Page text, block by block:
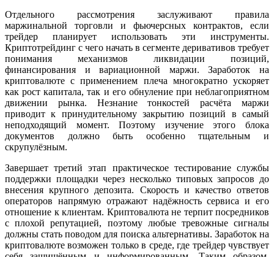
Отдельного рассмотрения заслуживают правила
маржинальной торговли и фьючерсных контрактов, если
трейдер планирует использовать эти инструменты.
Криптотрейдинг с чего начать в сегменте деривативов требует
понимания механизмов ликвидации позиций,
финансирования и вариационной маржи. Заработок на
криптовалюте с применением плеча многократно ускоряет
как рост капитала, так и его обнуление при неблагоприятном
движении рынка. Незнание тонкостей расчёта маржи
приводит к принудительному закрытию позиций в самый
неподходящий момент. Поэтому изучение этого блока
документов должно быть особенно тщательным и
скрупулёзным.
Завершает третий этап практическое тестирование службы
поддержки площадки через несколько типовых запросов до
внесения крупного депозита. Скорость и качество ответов
операторов напрямую отражают надёжность сервиса и его
отношение к клиентам. Криптовалюта не терпит посредников
с плохой репутацией, поэтому любые тревожные сигналы
должны стать поводом для поиска альтернативы. Заработок на
криптовалюте возможен только в среде, где трейдер чувствует